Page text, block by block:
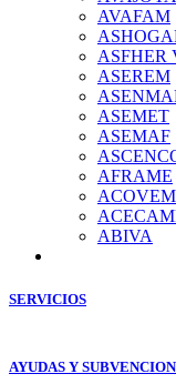
AVAFAM
ASFHER
ASEREM
ASEMET
ASEMAF
AFRAME
ABIVA
SERVICIOS
AYUDAS Y